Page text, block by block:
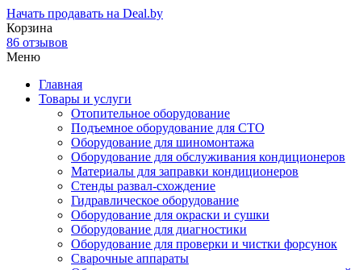
Начать продавать на Deal.by
Корзина
86 отзывов
Меню
Главная
Товары и услуги
Отопительное оборудование
Подъемное оборудование для СТО
Оборудование для шиномонтажа
Оборудование для обслуживания кондиционеров
Материалы для заправки кондиционеров
Стенды развал-схождение
Гидравлическое оборудование
Оборудование для окраски и сушки
Оборудование для диагностики
Оборудование для проверки и чистки форсунок
Сварочные аппараты